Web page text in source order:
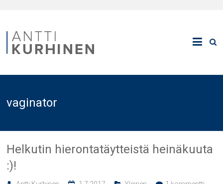
vaginator
Helkutin hierontatäytteistä heinäkuuta
:)!